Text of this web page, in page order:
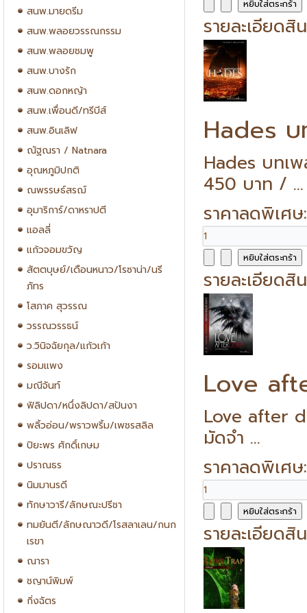
สนพ.มายดรีม
สนพ.พลอยวรรณกรรม
สนพ.พลอยชมพู
สนพ.บางรัก
สนพ.ดอกหญ้า
สนพ.เพื่อนดี/ทรีบีส์
สนพ.อินเลิฟ
ณัฐณรา / Natnara
อุณหภูมิปกติ
ณพรรษธ์สรฌ์
อุมาริการ์/ดาหราปตี
แอลลี่
แก้วจอมขวัญ
สัตตบุษย์/เดือนหนาว/โรซาน่า/นรี
ภัทร
โสภาค สุวรรณ
วรรณวรรธน์
ว.วินิจฉัยกุล/แก้วเก้า
รอมแพง
มณีจันท์
ฟิลิปดา/หนึ่งลิปดา/สปันงา
พลิ้วอ่อน/พราวพริ้ม/เพชรสลิล
ปิยะพร ศักดิ์เกษม
ปราณธร
นิมมานรดี
ทักษาวารี/ลักษณะปรีชา
ทมยันตี/ลักษณาวดี/โรสลาเลน/กนก
เรขา
ณารา
ชญาน์พิมพ์
กิ่งฉัตร
รายละเอียดสิ
Hades
Hades บทเ
450 บาท / ...
ราคาลดพิเศ
รายละเอียดสิ
Love
Love after
มัดจำ ...
ราคาลดพิเศ
รายละเอียดสิ